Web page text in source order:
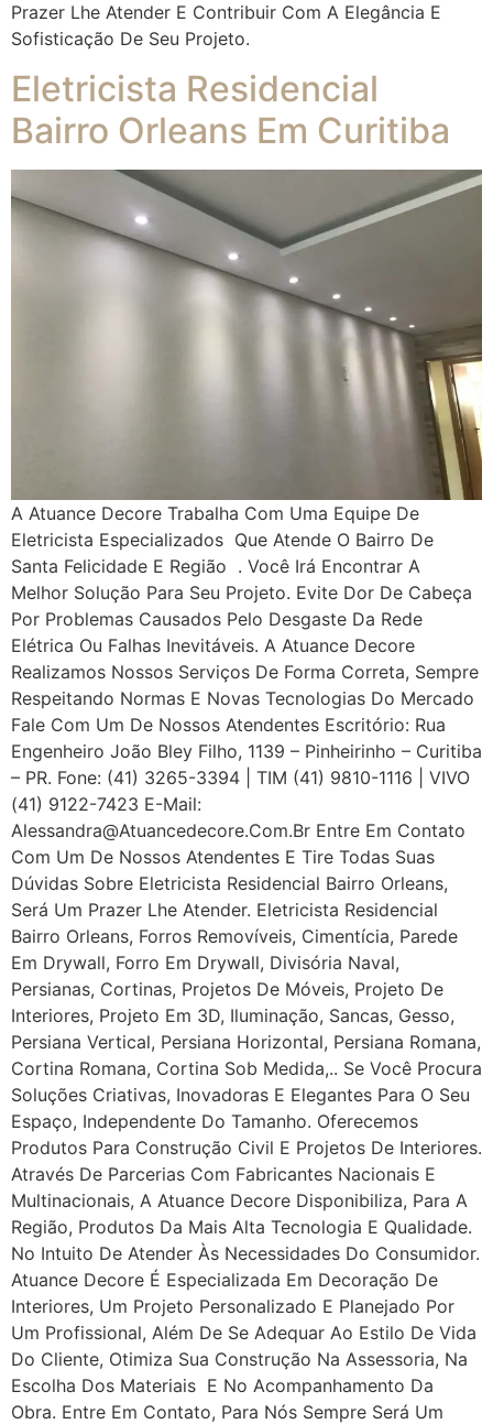
Prazer Lhe Atender E Contribuir Com A Elegância E
Sofisticação De Seu Projeto.
Eletricista Residencial
Bairro Orleans Em Curitiba
A Atuance Decore Trabalha Com Uma Equipe De
Eletricista Especializados Que Atende O Bairro De
Santa Felicidade E Região . Você Irá Encontrar A
Melhor Solução Para Seu Projeto. Evite Dor De Cabeça
Por Problemas Causados Pelo Desgaste Da Rede
Elétrica Ou Falhas Inevitáveis. A Atuance Decore
Realizamos Nossos Serviços De Forma Correta, Sempre
Respeitando Normas E Novas Tecnologias Do Mercado
Fale Com Um De Nossos Atendentes Escritório: Rua
Engenheiro João Bley Filho, 1139 – Pinheirinho – Curitiba
– PR. Fone: (41) 3265-3394 | TIM (41) 9810-1116 | VIVO
(41) 9122-7423 E-Mail:
Alessandra@atuancedecore.com.br Entre Em Contato
Com Um De Nossos Atendentes E Tire Todas Suas
Dúvidas Sobre Eletricista Residencial Bairro Orleans,
Será Um Prazer Lhe Atender. Eletricista Residencial
Bairro Orleans, Forros Removíveis, Cimentícia, Parede
Em Drywall, Forro Em Drywall, Divisória Naval,
Persianas, Cortinas, Projetos De Móveis, Projeto De
Interiores, Projeto Em 3D, Iluminação, Sancas, Gesso,
Persiana Vertical, Persiana Horizontal, Persiana Romana,
Cortina Romana, Cortina Sob Medida,.. Se Você Procura
Soluções Criativas, Inovadoras E Elegantes Para O Seu
Espaço, Independente Do Tamanho. Oferecemos
Produtos Para Construção Civil E Projetos De Interiores.
Através De Parcerias Com Fabricantes Nacionais E
Multinacionais, A Atuance Decore Disponibiliza, Para A
Região, Produtos Da Mais Alta Tecnologia E Qualidade.
No Intuito De Atender Às Necessidades Do Consumidor.
Atuance Decore É Especializada Em Decoração De
Interiores, Um Projeto Personalizado E Planejado Por
Um Profissional, Além De Se Adequar Ao Estilo De Vida
Do Cliente, Otimiza Sua Construção Na Assessoria, Na
Escolha Dos Materiais E No Acompanhamento Da
Obra. Entre Em Contato, Para Nós Sempre Será Um